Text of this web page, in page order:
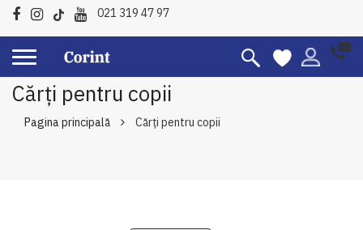
021 319 47 97
Cărți pentru copii
Pagina principală Cărți pentru copii